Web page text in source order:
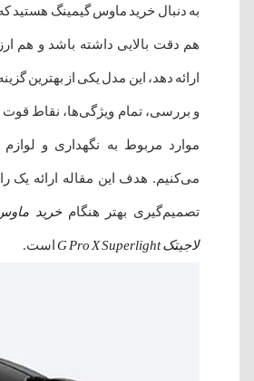
به دنبال خرید ماوس گیمینگ هستید
هم دقت بالایی داشته باشد و هم
ارائه دهد، این مدل یکی از بهترین
و بررسی، تمام ویژگی‌ها، نقاط
موارد مربوط به نگهداری و
می‌کنیم. هدف این مقاله ارائه یک
تصمیم‌گیری بهتر هنگام خرید
لاجیتک G Pro X Superlight است.